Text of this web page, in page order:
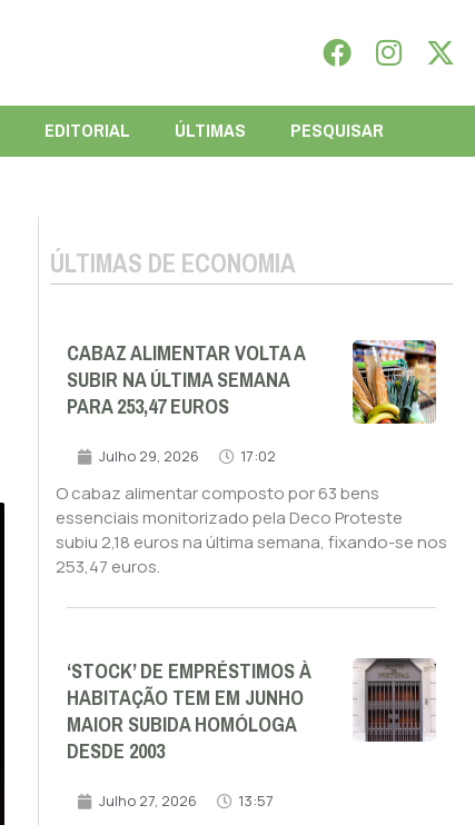
EDITORIAL ÚLTIMAS PESQUISAR
ÚLTIMAS DE ECONOMIA
CABAZ ALIMENTAR VOLTA A
SUBIR NA ÚLTIMA SEMANA
PARA 253,47 EUROS
Julho 29, 2026 17:02
O cabaz alimentar composto por 63 bens
essenciais monitorizado pela Deco Proteste
subiu 2,18 euros na última semana, fixando-se nos
253,47 euros.
‘STOCK’ DE EMPRÉSTIMOS À
HABITAÇÃO TEM EM JUNHO
MAIOR SUBIDA HOMÓLOGA
DESDE 2003
Julho 27, 2026 13:57